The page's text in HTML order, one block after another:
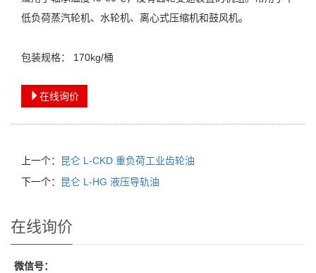
低负荷蒸汽轮机、水轮机、离心式压缩机和鼓风机。
包装规格： 170kg/桶
在线询价
上一个：
昆仑 L-CKD 重负荷工业齿轮油
下一个：
昆仑 L-HG 液压导轨油
在线询价
微信号：